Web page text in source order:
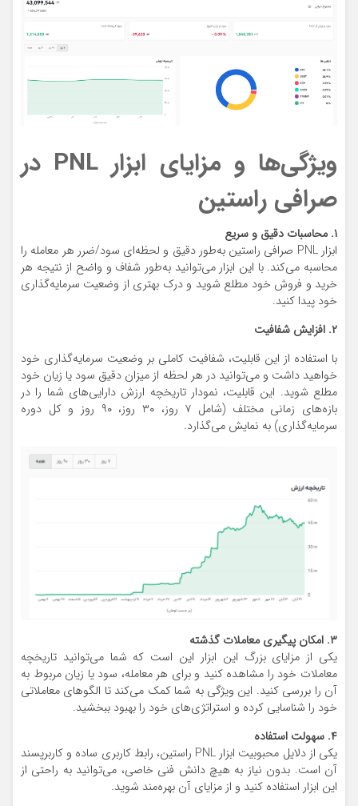
ویژگی‌ها و مزایای ابزار PNL در
صرافی راستین
۱. محاسبات دقیق و سریع
ابزار PNL صرافی راستین به‌طور دقیق و لحظه‌ای سود/ضرر هر معامله را
محاسبه می‌کند. با این ابزار می‌توانید به‌طور شفاف و واضح از نتیجه هر
خرید و فروش خود مطلع شوید و درک بهتری از وضعیت سرمایه‌گذاری
خود پیدا کنید.
۲. افزایش شفافیت
با استفاده از این قابلیت، شفافیت کاملی بر وضعیت سرمایه‌گذاری خود
خواهید داشت و می‌توانید در هر لحظه از میزان دقیق سود یا زیان خود
مطلع شوید. این قابلیت، نمودار تاریخچه ارزش دارایی‌های شما را در
بازه‌های زمانی مختلف (شامل ۷ روز، ۳۰ روز، ۹۰ روز و کل دوره
سرمایه‌گذاری) به نمایش می‌گذارد.
۳. امکان پیگیری معاملات گذشته
یکی از مزایای بزرگ این ابزار این است که شما می‌توانید تاریخچه
معاملات خود را مشاهده کنید و برای هر معامله‌، سود یا زیان مربوط به
آن را بررسی کنید. این ویژگی به شما کمک می‌کند تا الگوهای معاملاتی
خود را شناسایی کرده و استراتژی‌های خود را بهبود ببخشید.
۴. سهولت استفاده
یکی از دلایل محبوبیت ابزار PNL راستین، رابط کاربری ساده و کاربرپسند
آن است. بدون نیاز به هیچ دانش فنی خاصی، می‌توانید به راحتی از
این ابزار استفاده کنید و از مزایای آن بهره‌مند شوید.